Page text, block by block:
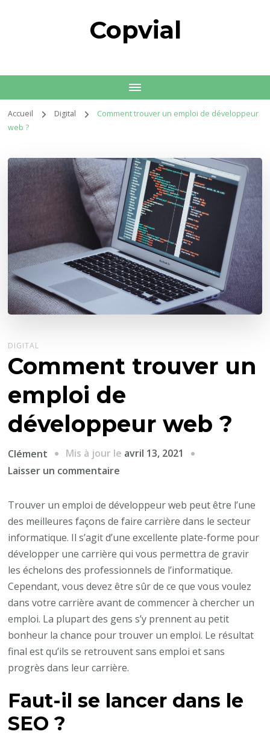
Copvial
Accueil Digital
Comment trouver un emploi de développeur
web ?
DIGITAL
Comment trouver un
emploi de
développeur web ?
Clément Mis à jour le avril 13, 2021
Laisser un commentaire
trouver
un
emploi
de
développeur
web
?
Trouver un emploi de développeur web peut être l’une
des meilleures façons de faire carrière dans le secteur
informatique. Il s’agit d’une excellente plate-forme pour
développer une carrière qui vous permettra de gravir
les échelons des professionnels de l’informatique.
Cependant, vous devez être sûr de ce que vous voulez
dans votre carrière avant de commencer à chercher un
emploi. La plupart des gens s’y prennent au petit
bonheur la chance pour trouver un emploi. Le résultat
final est qu’ils se retrouvent sans emploi et sans
progrès dans leur carrière.
Faut-il se lancer dans le
SEO ?